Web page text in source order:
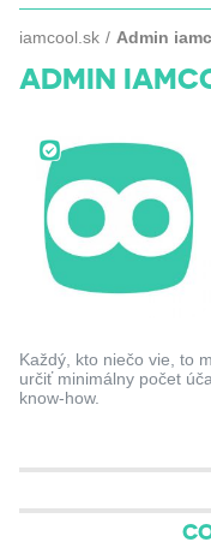
iamcool.sk Admin
ADMIN
Každý, kto niečo vie, to
určiť minimálny počet
know-how.